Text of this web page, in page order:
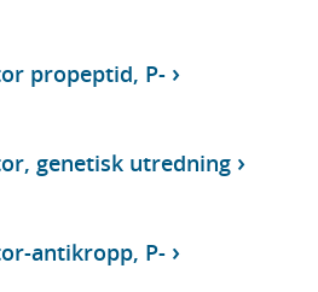
propeptid, P-
genetisk utredning
antikropp, P-